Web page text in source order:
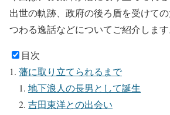
出世の軌跡、政府の後ろ盾を受けて
つわる逸話などについてご紹介します
目次
藩に取り立てられるまで
地下浪人の長男として誕生
吉田東洋との出会い